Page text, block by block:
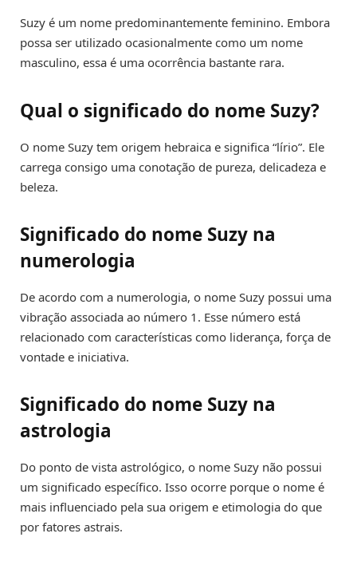
Suzy é um nome predominantemente feminino. Embora
possa ser utilizado ocasionalmente como um nome
masculino, essa é uma ocorrência bastante rara.
Qual o significado do nome Suzy?
O nome Suzy tem origem hebraica e significa “lírio”. Ele
carrega consigo uma conotação de pureza, delicadeza e
beleza.
Significado do nome Suzy na
numerologia
De acordo com a numerologia, o nome Suzy possui uma
vibração associada ao número 1. Esse número está
relacionado com características como liderança, força de
vontade e iniciativa.
Significado do nome Suzy na
astrologia
Do ponto de vista astrológico, o nome Suzy não possui
um significado específico. Isso ocorre porque o nome é
mais influenciado pela sua origem e etimologia do que
por fatores astrais.